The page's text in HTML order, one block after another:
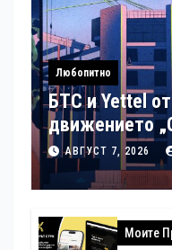
Любопитно
БТС и Yettel
движението
100
обекта“ със
София
АВГУСТ 7, 2026
Моите